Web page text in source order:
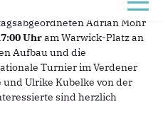
Adrian Mohr
Uhram Warwick-Platz an
Aufbau und die
Turnier im Verdener
und Ulrike Kubelke von der
sind herzlich